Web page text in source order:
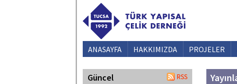
ANASAYFA HAKKIMIZDA PROJELER
Güncel